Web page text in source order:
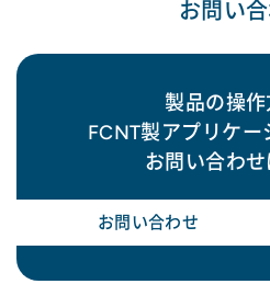
お問い
製品の操
FCNT製アプリケー
お問い合わ
お問い合わせ